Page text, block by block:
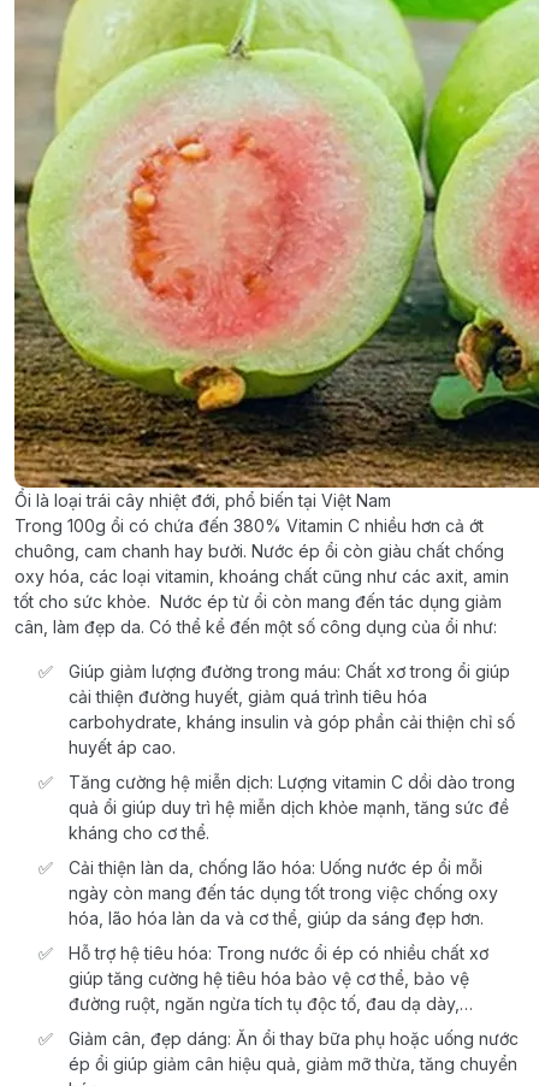
Ổi là loại trái cây nhiệt đới, phổ biến tại Việt Nam
Trong 100g ổi có chứa đến 380% Vitamin C nhiều hơn cả ớt
chuông, cam chanh hay bưởi. Nước ép ổi còn giàu chất chống
oxy hóa, các loại vitamin, khoáng chất cũng như các axit, amin
tốt cho sức khỏe. Nước ép từ ổi còn mang đến tác dụng giảm
cân, làm đẹp da. Có thể kể đến một số công dụng của ổi như:
Giúp giảm lượng đường trong máu: Chất xơ trong ổi giúp
cải thiện đường huyết, giảm quá trình tiêu hóa
carbohydrate, kháng insulin và góp phần cải thiện chỉ số
huyết áp cao.
Tăng cường hệ miễn dịch: Lượng vitamin C dồi dào trong
quả ổi giúp duy trì hệ miễn dịch khỏe mạnh, tăng sức đề
kháng cho cơ thể.
Cải thiện làn da, chống lão hóa: Uống nước ép ổi mỗi
ngày còn mang đến tác dụng tốt trong việc chống oxy
hóa, lão hóa làn da và cơ thể, giúp da sáng đẹp hơn.
Hỗ trợ hệ tiêu hóa: Trong nước ổi ép có nhiều chất xơ
giúp tăng cường hệ tiêu hóa bảo vệ cơ thể, bảo vệ
đường ruột, ngăn ngừa tích tụ độc tố, đau dạ dày,…
Giảm cân, đẹp dáng: Ăn ổi thay bữa phụ hoặc uống nước
ép ổi giúp giảm cân hiệu quả, giảm mỡ thừa, tăng chuyển